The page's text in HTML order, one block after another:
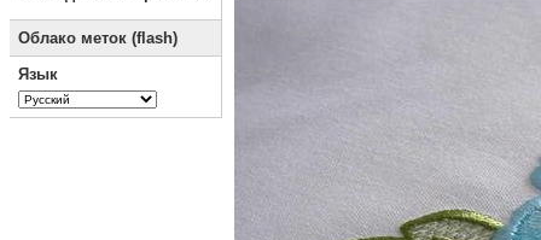
Облако меток (flash)
Язык